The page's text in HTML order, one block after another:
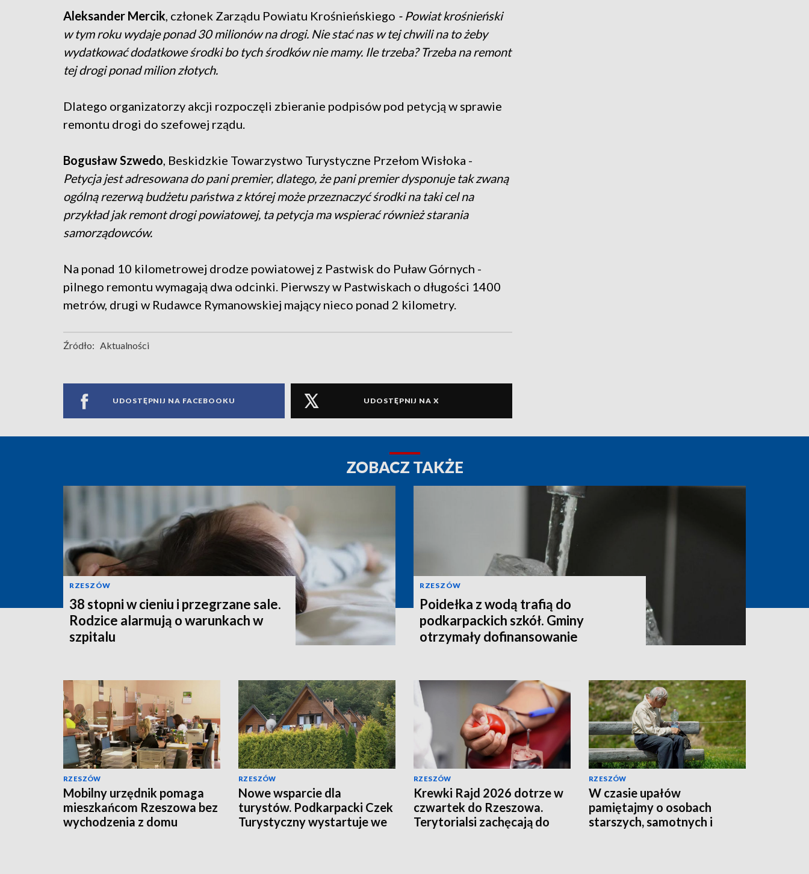
Aleksander Mercik , członek Zarządu Powiatu Krośnieńskiego - Powiat krośnieński
w tym roku wydaje ponad 30 milionów na drogi. Nie stać nas w tej chwili na to żeby
wydatkować dodatkowe środki bo tych środków nie mamy. Ile trzeba? Trzeba na remont
tej drogi ponad milion złotych.
Dlatego organizatorzy akcji rozpoczęli zbieranie podpisów pod petycją w sprawie
remontu drogi do szefowej rządu.
Bogusław Szwedo , Beskidzkie Towarzystwo Turystyczne Przełom Wisłoka -
Petycja jest adresowana do pani premier, dlatego, że pani premier dysponuje tak zwaną
ogólną rezerwą budżetu państwa z której może przeznaczyć środki na taki cel na
przykład jak remont drogi powiatowej, ta petycja ma wspierać również starania
samorządowców.
Na ponad 10 kilometrowej drodze powiatowej z Pastwisk do Puław Górnych -
pilnego remontu wymagają dwa odcinki. Pierwszy w Pastwiskach o długości 1400
metrów, drugi w Rudawce Rymanowskiej mający nieco ponad 2 kilometry.
Źródło: Aktualności
UDOSTĘPNIJ NA FACEBOOKU UDOSTĘPNIJ NA X
ZOBACZ TAKŻE
RZESZÓW
38 stopni w cieniu i przegrzane sale.
Rodzice alarmują o warunkach w
szpitalu
RZESZÓW
Poidełka z wodą trafią do
podkarpackich szkół. Gminy
otrzymały dofinansowanie
RZESZÓW
Mobilny urzędnik pomaga
mieszkańcom Rzeszowa bez
wychodzenia z domu
RZESZÓW
Nowe wsparcie dla
turystów. Podkarpacki Czek
Turystyczny wystartuje we
RZESZÓW
Krewki Rajd 2026 dotrze w
czwartek do Rzeszowa.
Terytorialsi zachęcają do
RZESZÓW
W czasie upałów
pamiętajmy o osobach
starszych, samotnych i